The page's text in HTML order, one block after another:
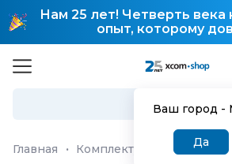
Нам 25 лет! Четверть века
опыт, которому
Ваш город -
Да
Главная · Комплектующие для ПК и